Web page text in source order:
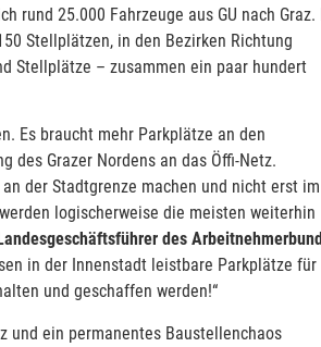
rund 25.000 Fahrzeuge aus GU nach Graz.
Stellplätzen, in den Bezirken Richtung
Stellplätze – zusammen ein paar hundert
Es braucht mehr Parkplätze an den
des Grazer Nordens an das Öffi-Netz.
der Stadtgrenze machen und nicht erst im
logischerweise die meisten weiterhin
des
in der Innenstadt leistbare Parkplätze für
und geschaffen werden!“
und ein permanentes Baustellenchaos